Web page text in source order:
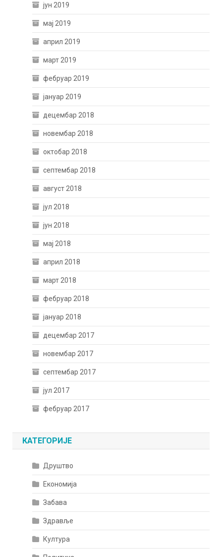
јун 2019
мај 2019
април 2019
март 2019
фебруар 2019
јануар 2019
децембар 2018
новембар 2018
октобар 2018
септембар 2018
август 2018
јул 2018
јун 2018
мај 2018
април 2018
март 2018
фебруар 2018
јануар 2018
децембар 2017
новембар 2017
септембар 2017
јул 2017
фебруар 2017
КАТЕГОРИЈЕ
Друштво
Економија
Забава
Здравље
Култура